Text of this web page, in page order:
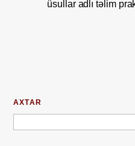
üsullar adlı təlim
AXTAR